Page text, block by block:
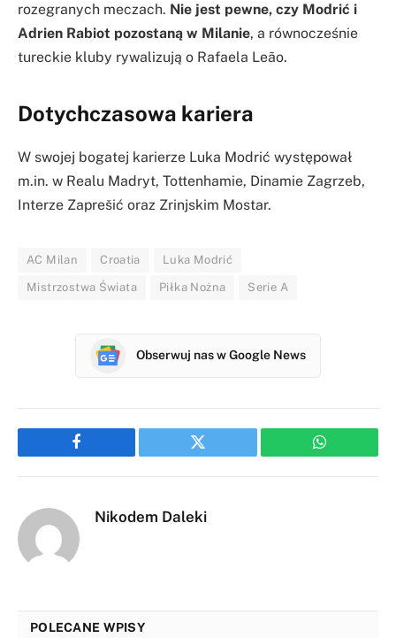
rozegranych meczach. Nie jest pewne, czy Modrić i
Adrien Rabiot pozostaną w Milanie, a równocześnie
tureckie kluby rywalizują o Rafaela Leão.
Dotychczasowa kariera
W swojej bogatej karierze Luka Modrić występował
m.in. w Realu Madryt, Tottenhamie, Dinamie Zagrzeb,
Interze Zaprešić oraz Zrinjskim Mostar.
AC Milan Croatia Luka Modrić
Mistrzostwa Świata Piłka Nożna Serie A
Obserwuj nas w Google News
Facebook Twitter WhatsApp
Nikodem Daleki
POLECANE WPISY